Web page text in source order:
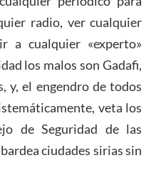
radio, ver cualquier
a cualquier «experto»
los malos son Gadafi,
y, el engendro de todos
veta los
de Seguridad de las
ciudades sirias sin